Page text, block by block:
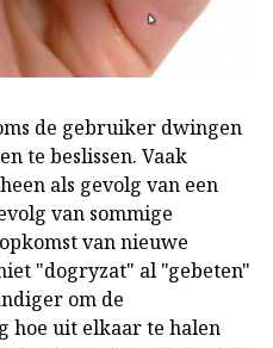
de gebruiker dwingen
te beslissen. Vaak
als gevolg van een
van sommige
van nieuwe
"dogryzat" al "gebeten"
om de
hoe uit elkaar te halen